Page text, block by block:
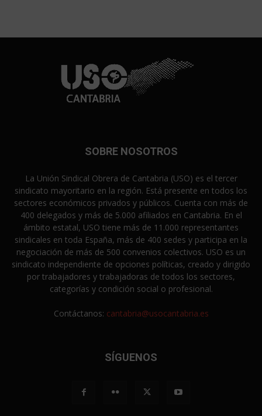
SOBRE NOSOTROS
La Unión Sindical Obrera de Cantabria (USO) es el tercer
sindicato mayoritario en la región. Está presente en todos los
sectores económicos privados y públicos. Cuenta con más de
400 delegados y más de 5.000 afiliados en Cantabria. En el
ámbito estatal, USO tiene más de 11.000 representantes
sindicales en toda España, más de 400 sedes y participa en la
negociación de más de 500 convenios colectivos. USO es un
sindicato independiente de opciones políticas, creado y dirigido
por trabajadores y trabajadoras de todos los sectores,
categorías y condición social o profesional.
Contáctanos: cantabria@usocantabria.es
SÍGUENOS